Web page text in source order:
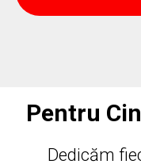
Pentru
Dedicăm